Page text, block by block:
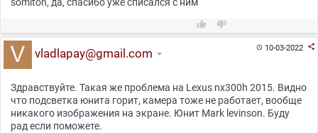
somiton, да, спасибо уже списался с ним
 
10-03-2022 
vladlapay@gmail.com
Здравствуйте. Такая же проблема на Lexus nx300h 2015. Видно
что подсветка юнита горит, камера тоже не работает, вообще
никакого изображения на экране. Юнит Mark levinson. Буду
рад если поможете.